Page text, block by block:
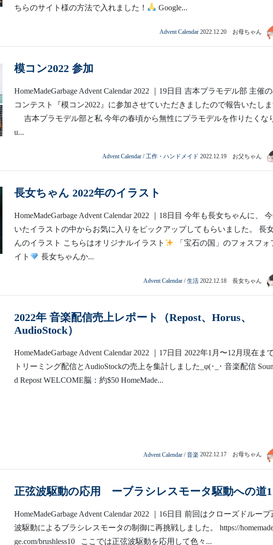
ちらのサイト様の方法で入れました！
Google...
Advent Calendar 2022.12.20 お母ちゃん
模コン2022 参加
HomeMadeGarbage Advent Calendar 2022 ｜19日目 吉本プラモデル部 主催
コンテスト『模コン2022』に参加させていただきましたので報告いたし
吉本プラモデル部と私 今年の春頃から無性にプラモデルを作りたくな
u...
Advent Calendar / 工作・ハンドメイド 2022.12.19 お父ちゃん
長女ちゃん 2022年のイラスト
HomeMadeGarbage Advent Calendar 2022 ｜18日目 今年も長女ちゃんに、
いたイラストの中からお気に入りをピックアップしてもらいました。 長
んのイラスト こちらはオリジナルイラスト
「宝石の国」のフォスフォ
イト
長女ちゃんか...
Advent Calendar /生活 2022.12.18 長女ちゃん
2022年 音楽配信売上レポート（Repost、Horus、
AudioStock）
HomeMadeGarbage Advent Calendar 2022 ｜17日目 2022年1月〜12月現在ま
トリーミング配信とAudioStockの売上を集計しました_φ(･_･ 音楽配信
d Repost WELCOME脳：約$50 HomeMade...
Advent Calendar /音楽 2022.12.17 お母ちゃん
正弦波駆動の応用 ーブラシレスモータ駆動への道
HomeMadeGarbage Advent Calendar 2022 ｜16日目 前回はクローズドルー
波駆動によるブラシレスモータの制御に再挑戦しました。 https://
ge.com/brushless10 ここでは正弦波駆動を応用して色々...